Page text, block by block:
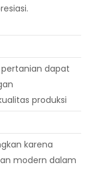
dapat
produksi
karena
modern dalam